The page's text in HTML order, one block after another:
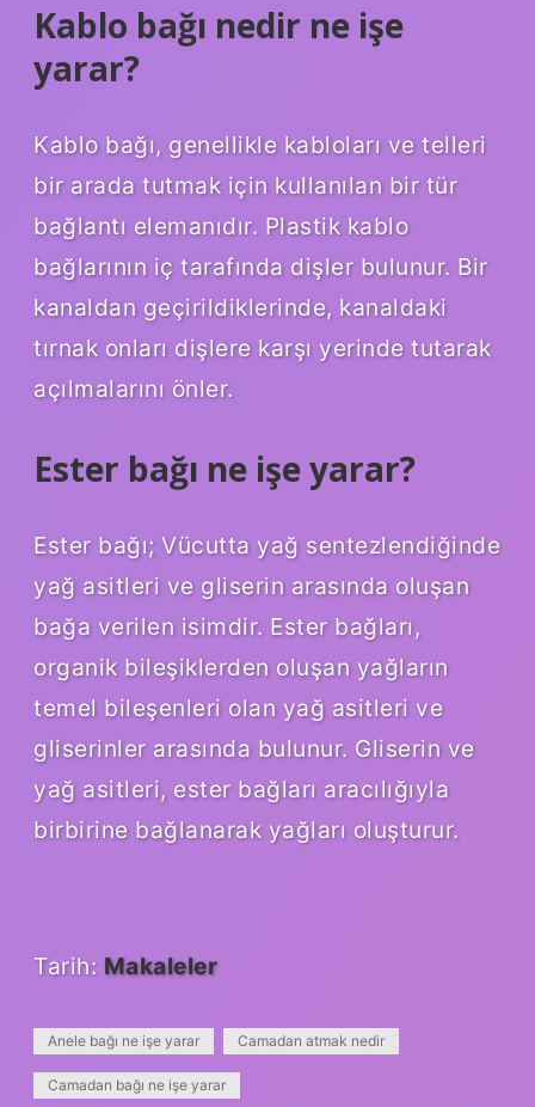
Kablo bağı nedir ne işe
yarar?
Kablo bağı, genellikle kabloları ve telleri
bir arada tutmak için kullanılan bir tür
bağlantı elemanıdır. Plastik kablo
bağlarının iç tarafında dişler bulunur. Bir
kanaldan geçirildiklerinde, kanaldaki
tırnak onları dişlere karşı yerinde tutarak
açılmalarını önler.
Ester bağı ne işe yarar?
Ester bağı; Vücutta yağ sentezlendiğinde
yağ asitleri ve gliserin arasında oluşan
bağa verilen isimdir. Ester bağları,
organik bileşiklerden oluşan yağların
temel bileşenleri olan yağ asitleri ve
gliserinler arasında bulunur. Gliserin ve
yağ asitleri, ester bağları aracılığıyla
birbirine bağlanarak yağları oluşturur.
Tarih: Makaleler
Anele bağı ne işe yarar Camadan atmak nedir
Camadan bağı ne işe yarar